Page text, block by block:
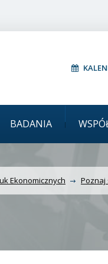
BADANIA
Ekonomicznych Poznaj